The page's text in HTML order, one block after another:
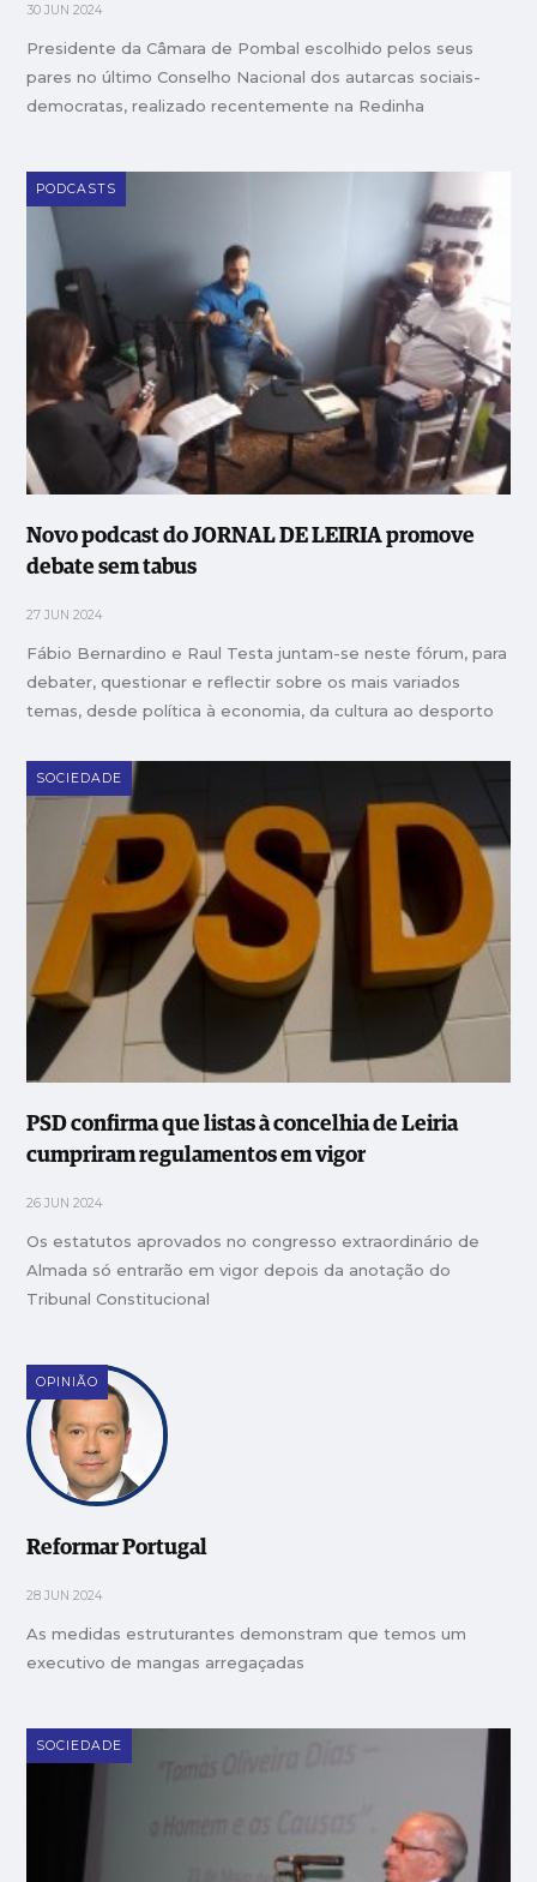
30 JUN 2024
Presidente da Câmara de Pombal escolhido pelos seus
pares no último Conselho Nacional dos autarcas sociais-
democratas, realizado recentemente na Redinha
PODCASTS
Novo podcast do JORNAL DE LEIRIA promove
debate sem tabus
27 JUN 2024
Fábio Bernardino e Raul Testa juntam-se neste fórum, para
debater, questionar e reflectir sobre os mais variados
temas, desde política à economia, da cultura ao desporto
SOCIEDADE
PSD confirma que listas à concelhia de Leiria
cumpriram regulamentos em vigor
26 JUN 2024
Os estatutos aprovados no congresso extraordinário de
Almada só entrarão em vigor depois da anotação do
Tribunal Constitucional
OPINIÃO
Reformar Portugal
28 JUN 2024
As medidas estruturantes demonstram que temos um
executivo de mangas arregaçadas
SOCIEDADE